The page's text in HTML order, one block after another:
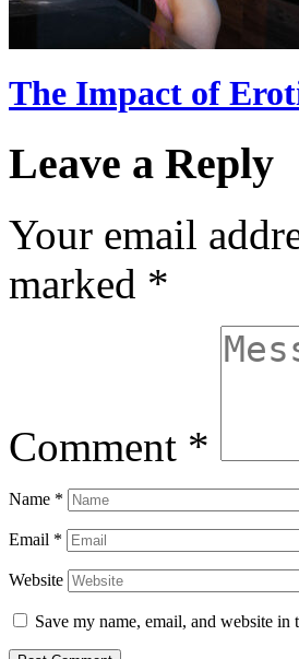
The Impact of
Leave a Reply
Your email
marked *
Comment *
Name *
Email *
Website
Save my name, email, and website